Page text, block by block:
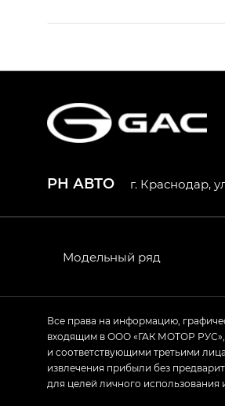
HYPTEC HT —
GL
GS4 — Джи Эс 4
Empow — Эмпау
РН АВТО г. Краснодар,
Модельный ряд
Все права на информацию,
входящим в ООО «ГАК МОТОР РУС»,
и соответствующими третьими
извлечения прибыли без
для целей личного